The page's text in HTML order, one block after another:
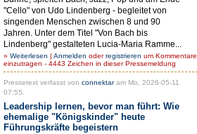
"Cello" von Udo Lindenberg - begleitet von
singenden Menschen zwischen 8 und 90
Jahren. Unter dem Titel "Von Bach bis
Lindenberg" gestalteten Lucia-Maria Ramme...
» Weiterlesen | Anmelden oderregistrieren um Kommentare
einzutragen - 4443 Zeichen in dieser Pressemeldung
Pressetext verfasst von connektaram Mo, 2026-05-11
07:55.
Leadership lernen, bevor man führt: Wie
ehemalige "Königskinder" heute
Führungskräfte begeistern